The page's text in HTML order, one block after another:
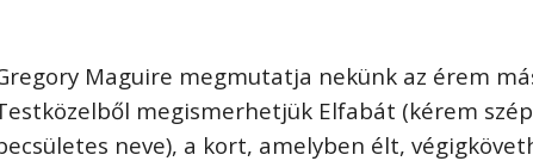
Maguire megmutatja nekünk az érem
megismerhetjük Elfabát (kérem
neve), a kort, amelyben élt,